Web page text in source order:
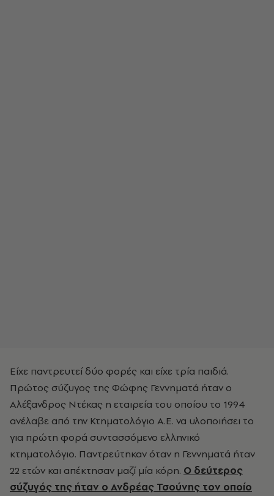
Είχε παντρευτεί δύο φορές και είχε τρία παιδιά.
Πρώτος σύζυγος της Φώφης Γεννηματά ήταν ο
Αλέξανδρος Ντέκας η εταιρεία του οποίου το 1994
ανέλαβε από την Κτηματολόγιο Α.Ε. να υλοποιήσει το
για πρώτη φορά συντασσόμενο ελληνικό
κτηματολόγιο. Παντρεύτηκαν όταν η Γεννηματά ήταν
22 ετών και απέκτησαν μαζί μία κόρη. Ο δεύτερος
σύζυγός της ήταν ο Ανδρέας Τσούνης τον οποίο